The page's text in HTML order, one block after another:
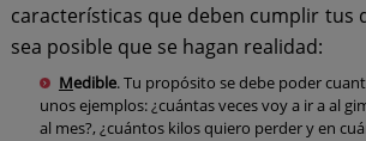
características que deben cumplir tus
sea posible que se hagan realidad:
Medible. Tu propósito se debe poder
unos ejemplos: ¿cuántas veces voy a ir a al
al mes?, ¿cuántos kilos quiero perder y en